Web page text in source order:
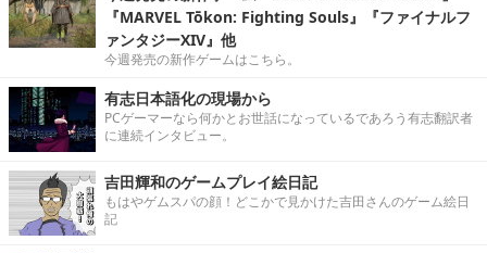
『MARVEL Tōkon: Fighting Souls』『ファイナルフ
ァンタジーXIV』他
今週発売の新作ゲームはこちら。
有志日本語化の現場から
PCゲーマーなら何かとお世話になっているであろう有志翻訳者
に連続インタビュー。
吉田輝和のゲームプレイ絵日記
もはやゲムスパの顔！どこかで見かけた吉田さんのゲーム絵日
記